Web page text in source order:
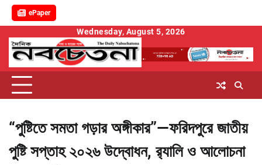
ePaper
content
Wednesday, August 5, 2026
“পুষ্টিতে সমতা গড়ার অঙ্গীকার”—ফরিদপুরে জাতীয়
পুষ্টি সপ্তাহ ২০২৬ উদ্বোধন, র‌্যালি ও আলোচনা